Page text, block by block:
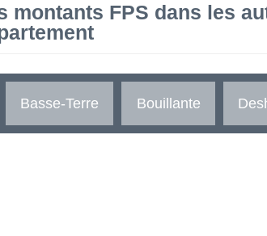
montants FPS dans les
Basse-Terre Bouillante